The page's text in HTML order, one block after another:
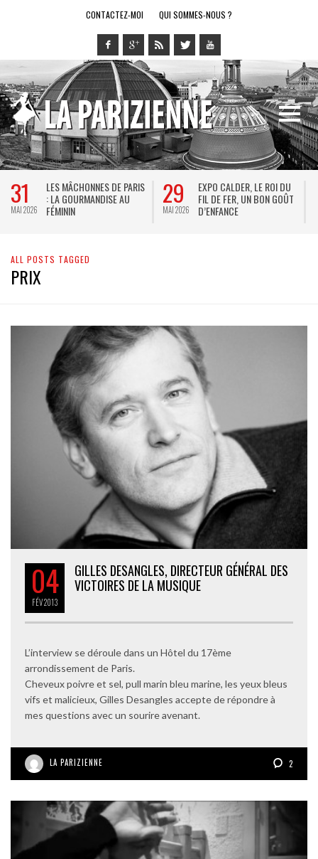
CONTACTEZ-MOI QUI SOMMES-NOUS ?
31
MAI 2026
LES MÂCHONNES DE PARIS
: LA GOURMANDISE AU
FÉMININ
29
MAI 2026
EXPO CALDER, LE ROI DU
FIL DE FER, UN BON GOÛT
D’ENFANCE
ALL POSTS TAGGED
PRIX
04
FÉV2013
GILLES DESANGLES, DIRECTEUR GÉNÉRAL DES
VICTOIRES DE LA MUSIQUE
L’interview se déroule dans un Hôtel du 17ème
arrondissement de Paris.
Cheveux poivre et sel, pull marin bleu marine, les yeux bleus
vifs et malicieux, Gilles Desangles accepte de répondre à
mes questions avec un sourire avenant.
LA PARIZIENNE 2